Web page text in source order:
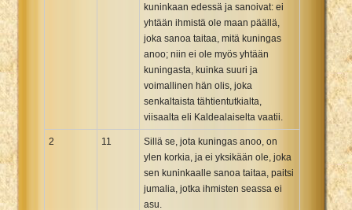
kuninkaan edessä ja sanoivat: ei
yhtään ihmistä ole maan päällä,
joka sanoa taitaa, mitä kuningas
anoo; niin ei ole myös yhtään
kuningasta, kuinka suuri ja
voimallinen hän olis, joka
senkaltaista tähtientutkialta,
viisaalta eli Kaldealaiselta vaatii.
2 11
Sillä se, jota kuningas anoo, on
ylen korkia, ja ei yksikään ole, joka
sen kuninkaalle sanoa taitaa, paitsi
jumalia, jotka ihmisten seassa ei
asu.